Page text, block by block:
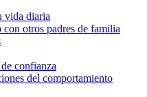
vida diaria
con otros padres de familia
confianza
del comportamiento